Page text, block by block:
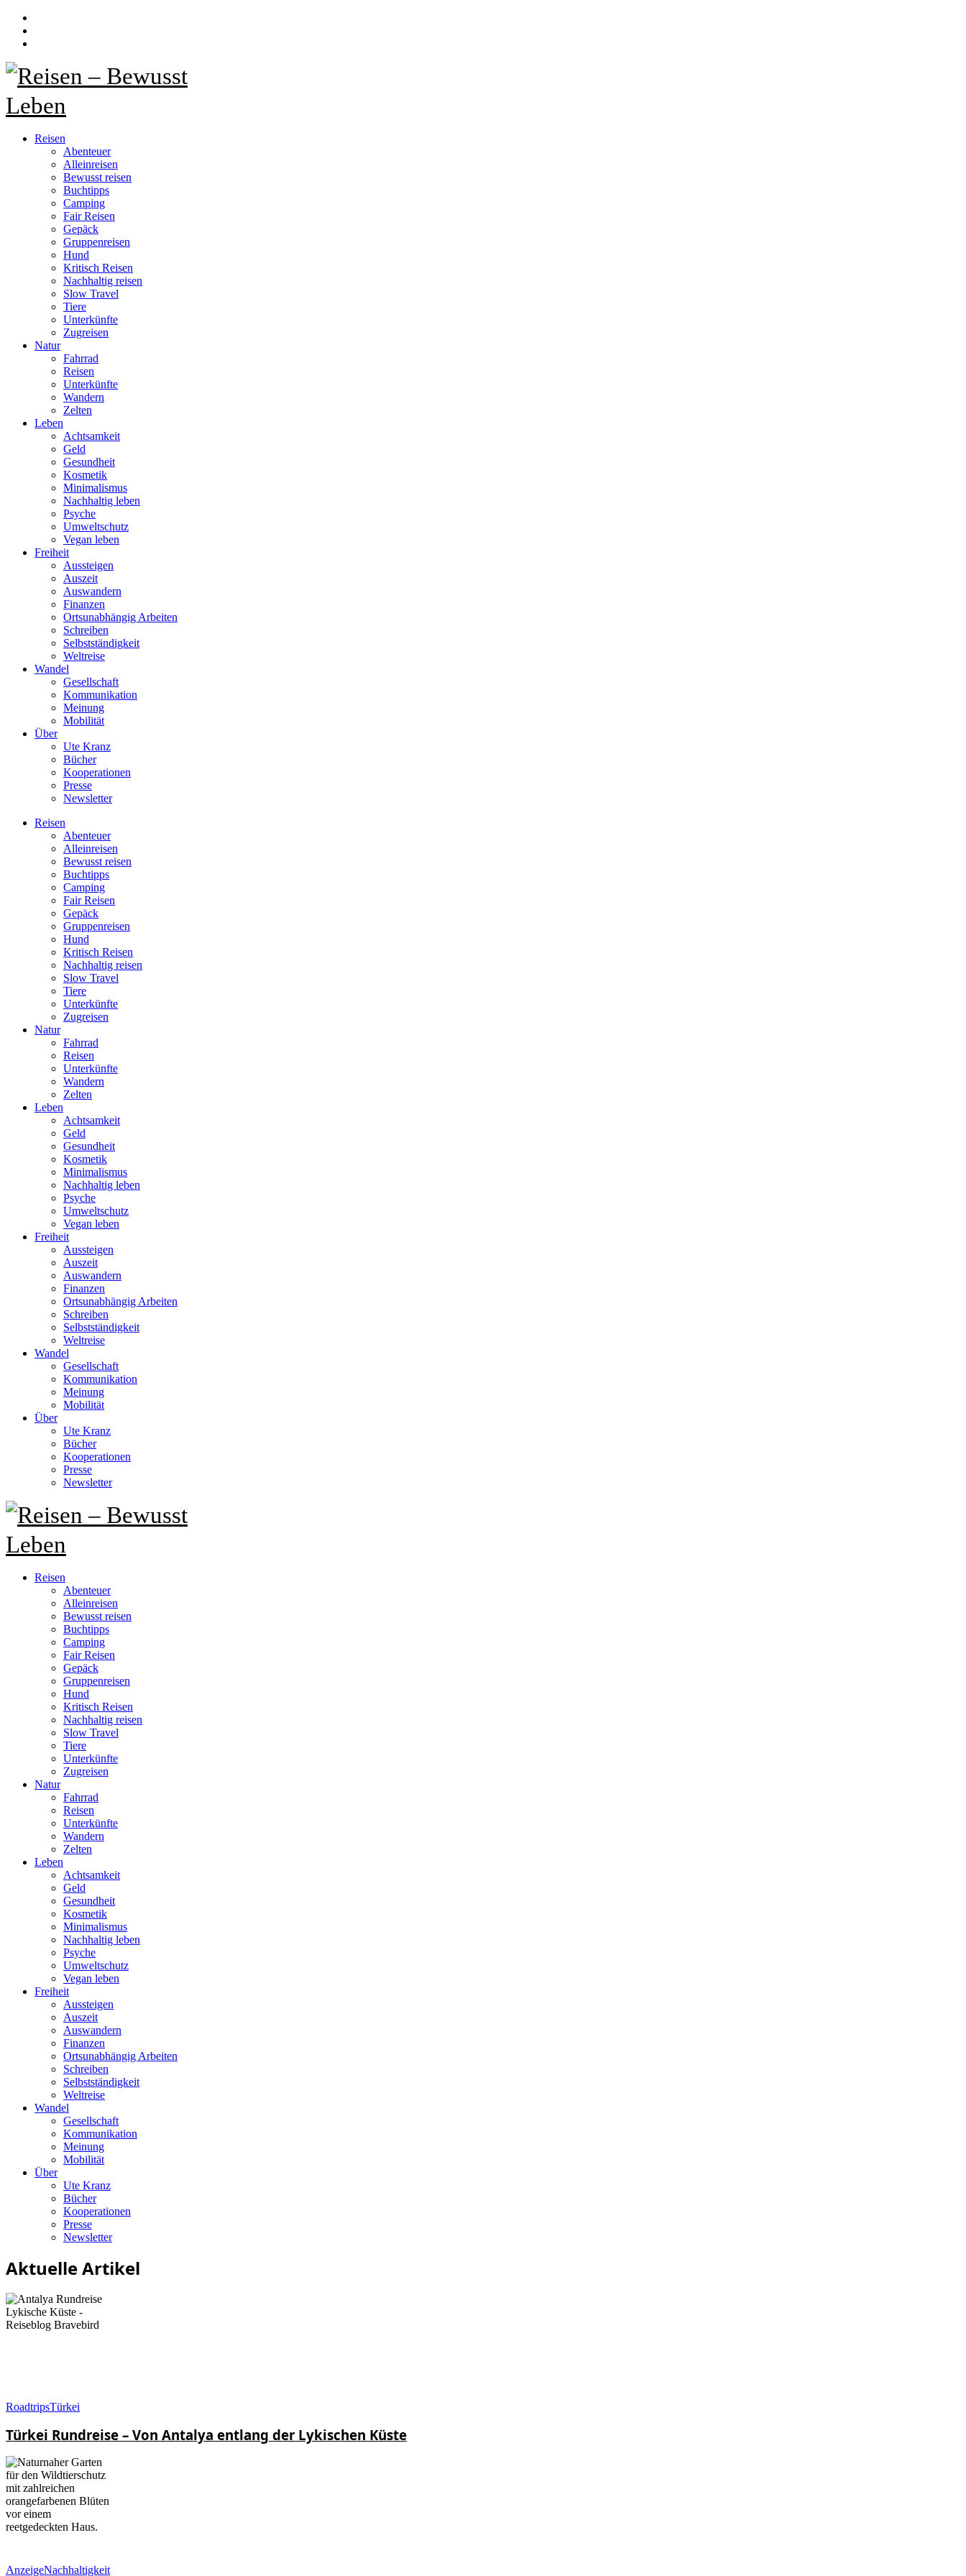
Reisen
Abenteuer
Alleinreisen
Bewusst reisen
Buchtipps
Camping
Fair Reisen
Gepäck
Gruppenreisen
Hund
Kritisch Reisen
Nachhaltig reisen
Slow Travel
Tiere
Unterkünfte
Zugreisen
Natur
Fahrrad
Reisen
Unterkünfte
Wandern
Zelten
Leben
Achtsamkeit
Geld
Gesundheit
Kosmetik
Minimalismus
Nachhaltig leben
Psyche
Umweltschutz
Vegan leben
Freiheit
Aussteigen
Auszeit
Auswandern
Finanzen
Ortsunabhängig Arbeiten
Schreiben
Selbstständigkeit
Weltreise
Wandel
Gesellschaft
Kommunikation
Meinung
Mobilität
Über
Ute Kranz
Bücher
Kooperationen
Presse
Newsletter
Reisen
Abenteuer
Alleinreisen
Bewusst reisen
Buchtipps
Camping
Fair Reisen
Gepäck
Gruppenreisen
Hund
Kritisch Reisen
Nachhaltig reisen
Slow Travel
Tiere
Unterkünfte
Zugreisen
Natur
Fahrrad
Reisen
Unterkünfte
Wandern
Zelten
Leben
Achtsamkeit
Geld
Gesundheit
Kosmetik
Minimalismus
Nachhaltig leben
Psyche
Umweltschutz
Vegan leben
Freiheit
Aussteigen
Auszeit
Auswandern
Finanzen
Ortsunabhängig Arbeiten
Schreiben
Selbstständigkeit
Weltreise
Wandel
Gesellschaft
Kommunikation
Meinung
Mobilität
Über
Ute Kranz
Bücher
Kooperationen
Presse
Newsletter
Reisen
Abenteuer
Alleinreisen
Bewusst reisen
Buchtipps
Camping
Fair Reisen
Gepäck
Gruppenreisen
Hund
Kritisch Reisen
Nachhaltig reisen
Slow Travel
Tiere
Unterkünfte
Zugreisen
Natur
Fahrrad
Reisen
Unterkünfte
Wandern
Zelten
Leben
Achtsamkeit
Geld
Gesundheit
Kosmetik
Minimalismus
Nachhaltig leben
Psyche
Umweltschutz
Vegan leben
Freiheit
Aussteigen
Auszeit
Auswandern
Finanzen
Ortsunabhängig Arbeiten
Schreiben
Selbstständigkeit
Weltreise
Wandel
Gesellschaft
Kommunikation
Meinung
Mobilität
Über
Ute Kranz
Bücher
Kooperationen
Presse
Newsletter
Aktuelle Artikel
RoadtripsTürkei
Türkei Rundreise – Von Antalya entlang der Lykischen Küste
AnzeigeNachhaltigkeit